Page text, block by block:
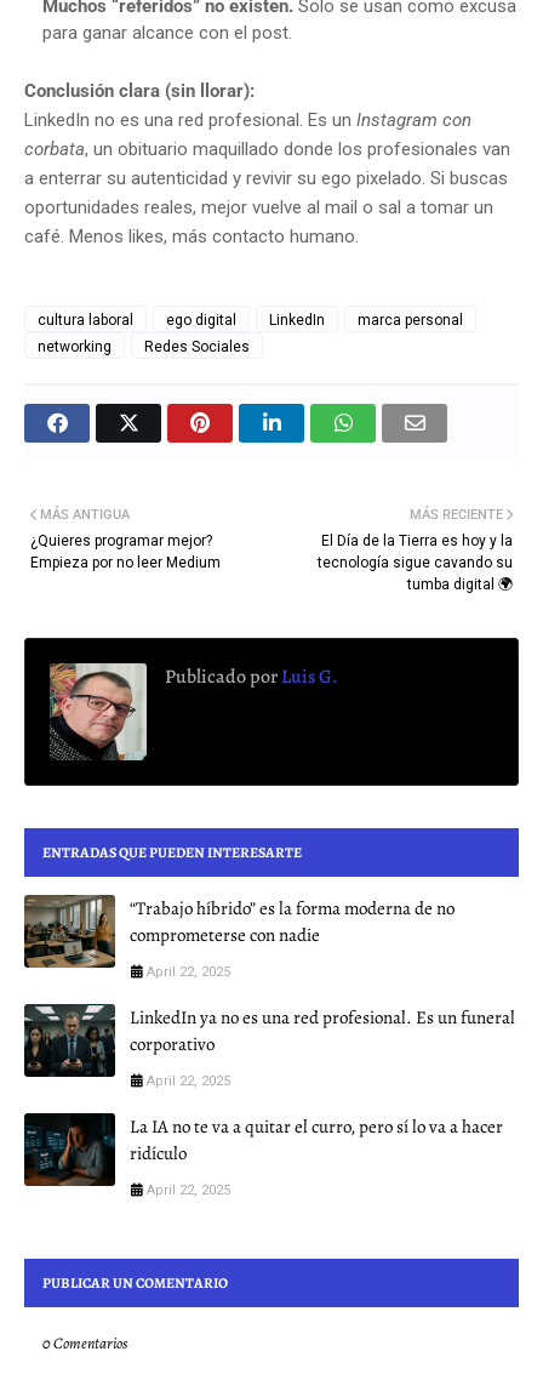
Muchos “referidos” no existen. Solo se usan como excusa
para ganar alcance con el post.
Conclusión clara (sin llorar):
LinkedIn no es una red profesional. Es un Instagram con
corbata, un obituario maquillado donde los profesionales van
a enterrar su autenticidad y revivir su ego pixelado. Si buscas
oportunidades reales, mejor vuelve al mail o sal a tomar un
café. Menos likes, más contacto humano.
cultura laboral ego digital LinkedIn
marca personal
networking
Redes Sociales
MÁS RECIENTE
El Día de la Tierra es hoy y la
tecnología sigue cavando su
tumba digital 🌍
MÁS ANTIGUA
¿Quieres programar mejor?
Empieza por no leer Medium
Publicado porLuis G.
ENTRADAS QUE PUEDEN INTERESARTE
“Trabajo híbrido” es la forma moderna de no
comprometerse con nadie
April 22, 2025
LinkedIn ya no es una red profesional. Es un funeral
corporativo
April 22, 2025
La IA no te va a quitar el curro, pero sí lo va a hacer
ridículo
April 22, 2025
PUBLICAR UN COMENTARIO
0 Comentarios